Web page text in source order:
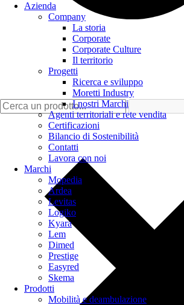
Azienda
Company
La storia
Corporate
Corporate Culture
Il territorio
Progetti
Ricerca e sviluppo
Moretti Industry
I nostri Marchi
Agenti territoriali e rete vendita
Certificazioni
Bilancio di Sostenibilità
Contatti
Lavora con noi
Marchi
Mopedia
Ardea
Levitas
Logiko
Kyara
Lem
Dimed
Prestige
Easyred
Skema
Prodotti
Mobilità e deambulazione